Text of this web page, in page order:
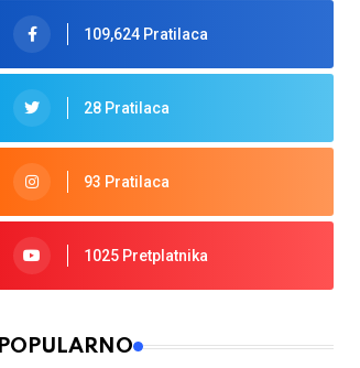
109,624 Pratilaca
28 Pratilaca
93 Pratilaca
1025 Pretplatnika
POPULARNO